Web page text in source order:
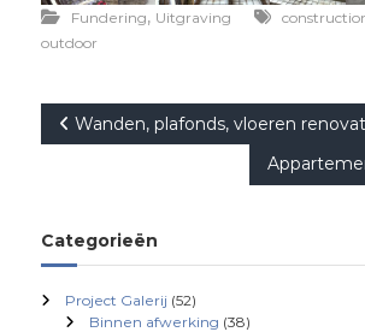
Fundering, Uitgraving
outdoor
B
r
i
Wanden, plafonds, vloeren
Categorieën
Project Galerij (52)
Binnen afwerking (38)